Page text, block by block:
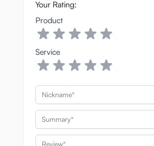
Your Rating:
Product
Service
Nickname
Summary
Review